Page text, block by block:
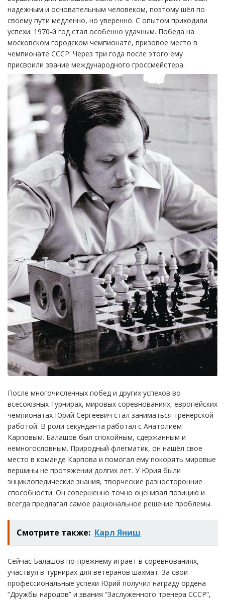
надежным и основательным человеком, поэтому шёл по
своему пути медленно, но уверенно. С опытом приходили
успехи. 1970-й год стал особенно удачным. Победа на
московском городском чемпионате, призовое место в
чемпионате СССР. Через три года после этого ему
присвоили звание международного гроссмейстера.
После многочисленных побед и других успехов во
всесоюзных турнирах, мировых соревнованиях, европейских
чемпионатах Юрий Сергеевич стал заниматься тренерской
работой. В роли секунданта работал с Анатолием
Карповым. Балашов был спокойным, сдержанным и
немногословным. Природный флегматик, он нашёл свое
место в команде Карпова и помогал ему покорять мировые
вершины не протяжении долгих лет. У Юрия были
энциклопедические знания, творческие разносторонние
способности. Он совершенно точно оценивал позицию и
всегда предлагал самое рациональное решение проблемы.
Смотрите также: Карл Яниш
Сейчас Балашов по-прежнему играет в соревнованиях,
участвуя в турнирах для ветеранов шахмат. За свои
профессиональные успехи Юрий получил награду ордена
“Дружбы народов” и звания “Заслуженного тренера СССР”,